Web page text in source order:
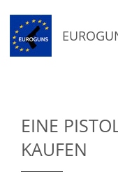
EINE
KAUFEN